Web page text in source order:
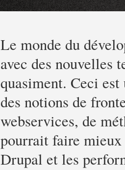
Le monde du
avec des nouvelles
quasiment. Ceci
des notions de
webservices, de
pourrait faire
Drupal et les